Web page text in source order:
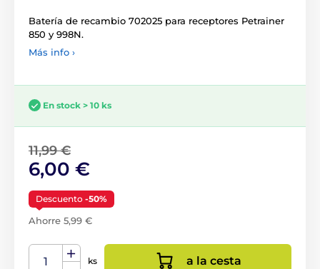
Batería de recambio 702025 para receptores Petrainer
850 y 998N.
Más info ›
En stock > 10 ks
11,99 €
6,00 €
Descuento -50%
Ahorre 5,99 €
ks a la cesta